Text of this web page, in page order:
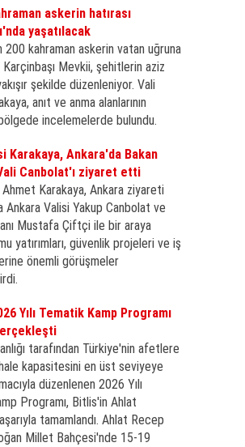
askerin hatırası
yaşatılacak
200 kahraman askerin vatan uğruna
Mevkii, şehitlerin aziz
şekilde düzenleniyor. Vali
anıt ve anma alanlarının
incelemelerde bulundu.
Karakaya, Ankara'da Bakan
Canbolat'ı ziyaret etti
Karakaya, Ankara ziyareti
Ankara Valisi Yakup Canbolat ve
Mustafa Çiftçi ile bir araya
yatırımları, güvenlik projeleri ve iş
önemli görüşmeler
Yılı Tematik Kamp Programı
tarafından Türkiye'nin afetlere
kapasitesini en üst seviyeye
düzenlenen 2026 Yılı
Programı, Bitlis'in Ahlat
tamamlandı. Ahlat Recep
Millet Bahçesi'nde 15-19